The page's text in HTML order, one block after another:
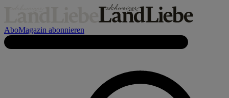
AboMagazin abonnieren